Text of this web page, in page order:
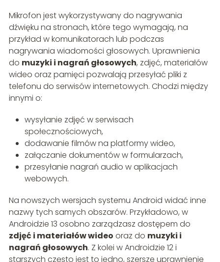
Mikrofon jest wykorzystywany do nagrywania
dźwięku na stronach, które tego wymagają, na
przykład w komunikatorach lub podczas
nagrywania wiadomości głosowych. Uprawnienia
do muzyki i nagrań głosowych, zdjęć, materiałów
wideo oraz pamięci pozwalają przesyłać pliki z
telefonu do serwisów internetowych. Chodzi między
innymi o:
wysyłanie zdjęć w serwisach
społecznościowych,
dodawanie filmów na platformy wideo,
załączanie dokumentów w formularzach,
przesyłanie nagrań audio w aplikacjach
webowych.
Na nowszych wersjach systemu Android widać inne
nazwy tych samych obszarów. Przykładowo, w
Androidzie 13 osobno zarządzasz dostępem do
zdjęć i materiałów wideo oraz do muzyki i
nagrań głosowych. Z kolei w Androidzie 12 i
starszych często jest to jedno, szersze uprawnienie